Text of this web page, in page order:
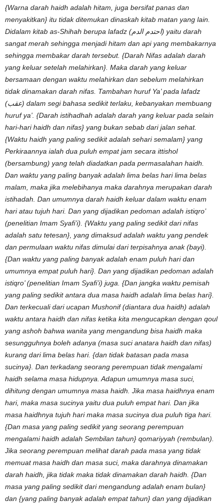
{Warna darah haidh adalah hitam, juga bersifat panas dan
menyakitkan} itu tidak ditemukan dinaskah kitab matan yang lain.
Didalam kitab as-Shihah berupa lafadz (احتدم الدم) yaitu darah
sangat merah sehingga menjadi hitam dan api yang membakarnya
sehingga membakar darah tersebut. {Darah Nifas adalah darah
yang keluar setelah melahirkan}. Maka darah yang keluar
bersamaan dengan waktu melahirkan dan sebelum melahirkan
tidak dinamakan darah nifas. Tambahan huruf Ya’ pada lafadz
(عقب) dalam segi bahasa sedikit terlaku, kebanyakan membuang
huruf ya’. {Darah istihadhah adalah darah yang keluar pada selain
hari-hari haidh dan nifas} yang bukan sebab dari jalan sehat.
{Waktu haidh yang paling sedikit adalah sehari semalam} yang
Perkiraannya ialah dua puluh empat jam secara ittishol
(bersambung) yang telah diadatkan pada permasalahan haidh.
Dan waktu yang paling banyak adalah lima belas hari lima belas
malam, maka jika melebihanya maka darahnya merupakan darah
istihadah. Dan umumnya darah haidh keluar dalam waktu enam
hari atau tujuh hari. Dan yang dijadikan pedoman adalah istiqro’
(penelitian Imam Syafi’i). {Waktu yang paling sedikit dari nifas
adalah satu tetesan}, yang dimaksud adalah waktu yang pendek
dan permulaan waktu nifas dimulai dari terpisahnya anak (bayi).
{Dan waktu yang paling banyak adalah enam puluh hari dan
umumnya empat puluh hari}. Dan yang dijadikan pedoman adalah
istiqro’ (penelitian Imam Syafi’i) juga. {Dan jangka waktu pemisah
yang paling sedikit antara dua masa haidh adalah lima belas hari}.
Dan terkecuali dari ucapan Mushonif (diantara dua haidh) adalah
waktu antara haidh dan nifas ketika kita mengucapkan dengan qoul
yang ashoh bahwa wanita yang mengandung bisa haidh maka
sesungguhnya boleh adanya (masa suci anatara haidh dan nifas)
kurang dari lima belas hari. {dan tidak batasan pada masa
sucinya}. Dan terkadang seorang perempuan tidak mengalami
haidh selama masa hidupnya. Adapun umumnya masa suci,
dihitung dengan umumnya masa haidh. Jika masa haidhnya enam
hari, maka masa sucinya yaitu dua puluh empat hari. Dan jika
masa haidhnya tujuh hari maka masa sucinya dua puluh tiga hari.
{Dan masa yang paling sedikit yang seorang perempuan
mengalami haidh adalah Sembilan tahun} qomariyyah (rembulan).
Jika seorang perempuan melihat darah pada masa yang tidak
memuat masa haidh dan masa suci, maka darahnya dinamakan
darah haidh, jika tidak maka tidak dinamakan darah haidh. {Dan
masa yang paling sedikit dari mengandung adalah enam bulan}
dan {yang paling banyak adalah empat tahun} dan yang dijadikan